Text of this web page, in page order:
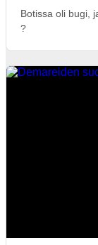
Botissa oli bugi,
?